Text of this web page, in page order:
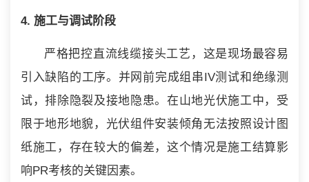
4. 施工与调试阶段
严格把控直流线缆接头工艺，这是现场最容易
引入缺陷的工序。并网前完成组串IV测试和绝缘测
试，排除隐裂及接地隐患。在山地光伏施工中，受
限于地形地貌，光伏组件安装倾角无法按照设计图
纸施工，存在较大的偏差，这个情况是施工结算影
响PR考核的关键因素。